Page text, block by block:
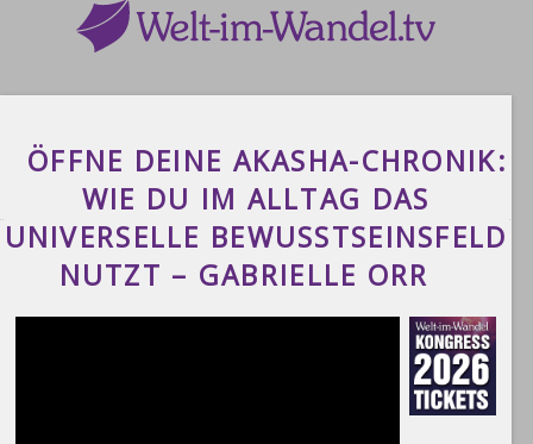
ÖFFNE DEINE AKASHA-CHRONIK:
WIE DU IM ALLTAG DAS
UNIVERSELLE BEWUSSTSEINSFELD
NUTZT – GABRIELLE ORR